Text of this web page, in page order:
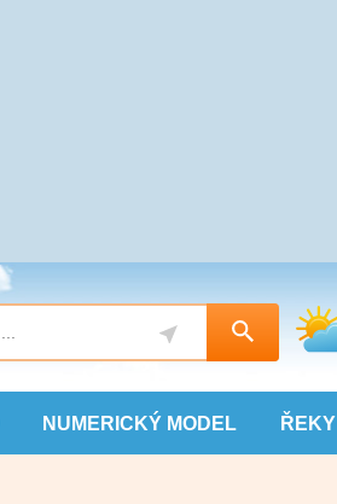
NUMERICKÝ MODEL ŘEKY